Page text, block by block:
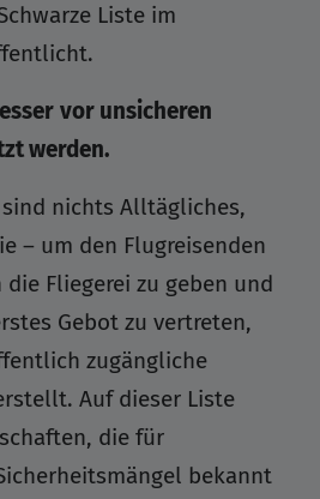
Liste im
vor unsicheren
werden.
nichts Alltägliches,
– um den Flugreisenden
Fliegerei zu geben und
Gebot zu vertreten,
zugängliche
Auf dieser Liste
die für
bekannt